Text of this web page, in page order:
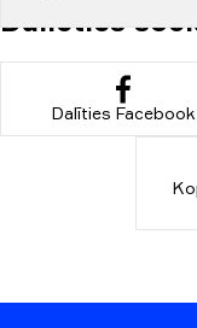
Dalieties
Dalīties Facebook